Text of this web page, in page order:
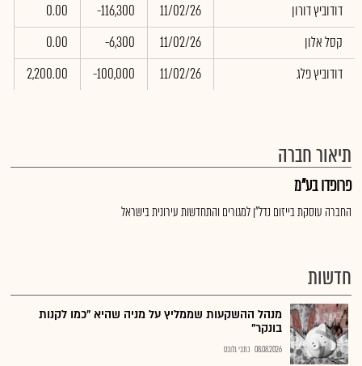
דודוביץ דורון
11/02/26
-116,300
0.00
קסל אלון
11/02/26
-6,300
0.00
דודוביץ פלג
11/02/26
-100,000
2,200.00
תיאור חברה
פרופדו בע"מ
החברה עוסקת בייזום נדל"ן למגורים והתחדשות עירונית בישראל
חדשות
מנהל ההשקעות שממליץ על מניה שהיא "כמו לקנות
בונקר"
08.08.2026 כתבי גלובס